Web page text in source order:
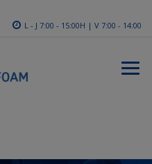
L - J 7:00 - 15:00H | V 7:00 - 14:00